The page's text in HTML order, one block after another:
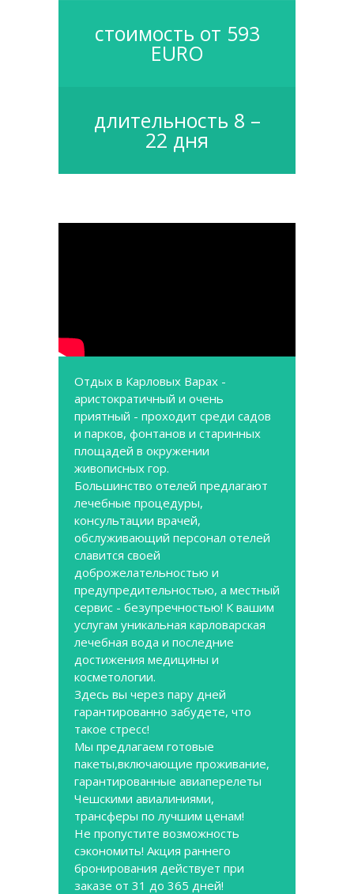
стоимость от 593
EURO
длительность 8 –
22 дня
Отдых в Карловых Варах -
аристократичный и очень
приятный - проходит среди садов
и парков, фонтанов и старинных
площадей в окружении
живописных гор.
Большинство отелей предлагают
лечебные процедуры,
консультации врачей,
обслуживающий персонал отелей
славится своей
доброжелательностью и
предупредительностью, а местный
сервис - безупречностью! К вашим
услугам уникальная карловарская
лечебная вода и последние
достижения медицины и
косметологии.
Здесь вы через пару дней
гарантированно забудете, что
такое стресс!
Мы предлагаем готовые
пакеты,включающие проживание,
гарантированные авиаперелеты
Чешскими авиалиниями,
трансферы по лучшим ценам!
Не пропустите возможность
сэкономить! Акция раннего
бронирования действует при
заказе от 31 до 365 дней!